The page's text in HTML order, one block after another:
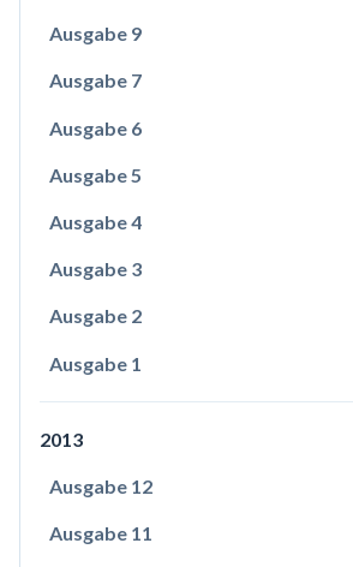
Ausgabe 9
Ausgabe 7
Ausgabe 6
Ausgabe 5
Ausgabe 4
Ausgabe 3
Ausgabe 2
Ausgabe 1
2013
Ausgabe 12
Ausgabe 11